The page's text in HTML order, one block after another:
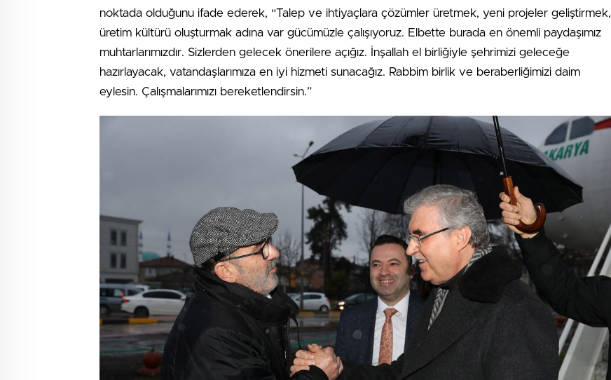
noktada olduğunu ifade ederek, “Talep ve ihtiyaçlara çözümler üretmek, yeni projeler geliştirmek,
üretim kültürü oluşturmak adına var gücümüzle çalışıyoruz. Elbette burada en önemli paydaşımız
muhtarlarımızdır. Sizlerden gelecek önerilere açığız. İnşallah el birliğiyle şehrimizi geleceğe
hazırlayacak, vatandaşlarımıza en iyi hizmeti sunacağız. Rabbim birlik ve beraberliğimizi daim
eylesin. Çalışmalarımızı bereketlendirsin.”